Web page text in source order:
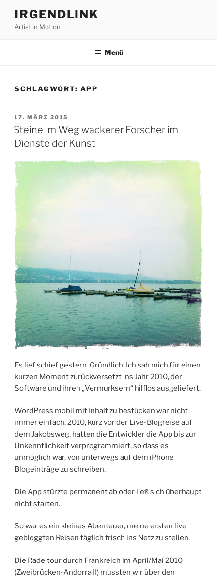
Inhalt
springen
IRGENDLINK
Artist in Motion
Menü
SCHLAGWORT: APP
VERÖFFENTLICHT
AM
17. MÄRZ 2015
Steine im Weg wackerer Forscher im
Dienste der Kunst
Es lief schief gestern. Gründlich. Ich sah mich für einen
kurzen Moment zurückversetzt ins Jahr 2010, der
Software und ihren „Vermurksern“ hilflos ausgeliefert.
WordPress mobil mit Inhalt zu bestücken war nicht
immer einfach. 2010, kurz vor der Live-Blogreise auf
dem Jakobsweg, hatten die Entwickler die App bis zur
Unkenntlichkeit verprogrammiert, so dass es
unmöglich war, von unterwegs auf dem iPhone
Blogeinträge zu schreiben.
Die App stürzte permanent ab oder ließ sich überhaupt
nicht starten.
So war es ein kleines Abenteuer, meine ersten live
gebloggten Reisen täglich frisch ins Netz zu stellen.
Die Radeltour durch Frankreich im April/Mai 2010
(Zweibrücken-Andorra II) mussten wir über den